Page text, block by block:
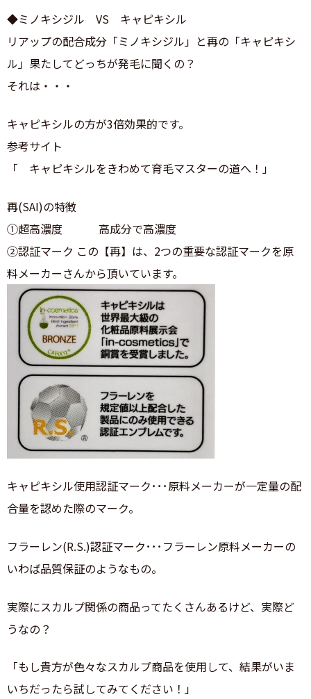
◆ミノキシジル VS キャピキシル
リアップの配合成分「ミノキシジル」と再の「キャピキシ
ル」果たしてどっちが発毛に聞くの？
それは・・・
キャピキシルの方が3倍効果的です。
参考サイト
「 キャピキシルをきわめて育毛マスターの道へ！」
再(SAI)の特徴
①超高濃度 高成分で高濃度
②認証マーク この【再】は、2つの重要な認証マークを原
料メーカーさんから頂いています。
キャピキシル使用認証マーク･･･原料メーカーが一定量の配
合量を認めた際のマーク。
フラーレン(R.S.)認証マーク･･･フラーレン原料メーカーの
いわば品質保証のようなもの。
実際にスカルプ関係の商品ってたくさんあるけど、実際ど
うなの？
「もし貴方が色々なスカルプ商品を使用して、結果がいま
いちだったら試してみてください！」